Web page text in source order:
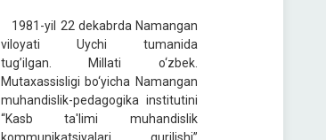
1981-yil 22 dekabrda Namangan
viloyati Uychi tumanida
tug’ilgan. Millati o‘zbek.
Mutaxassisligi bo‘yicha Namangan
muhandislik-pedagogika institutini
“Kasb ta'limi muhandislik
kommunikatsiyalari qurilishi”